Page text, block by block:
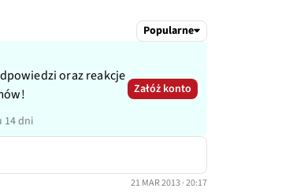
Popularne
oraz reakcje
14 dni
Załóż konto
21 MAR 2013 · 20:17